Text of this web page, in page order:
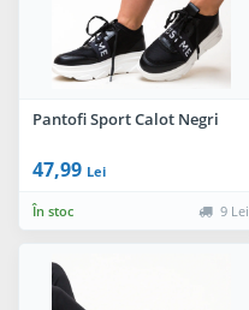
Pantofi Sport Calot Negri
47,99 Lei
În stoc 9 Lei